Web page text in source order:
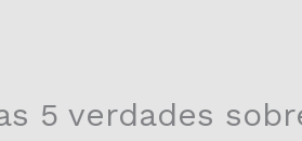
5 verdades